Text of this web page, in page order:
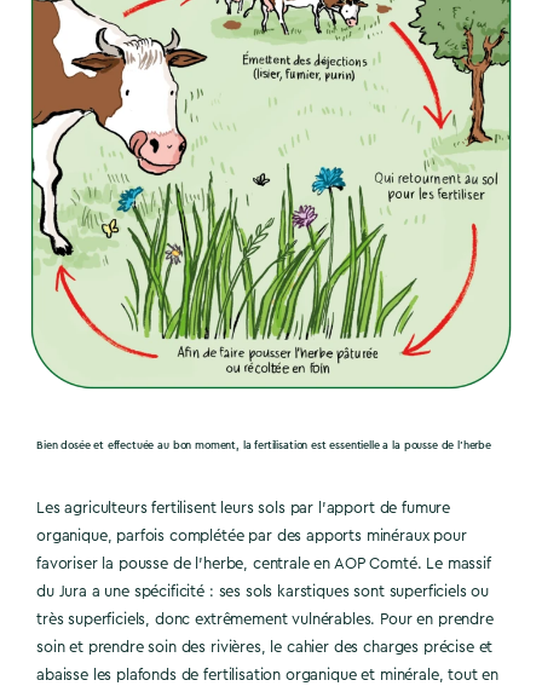
Bien dosée et effectuée au bon moment, la fertilisation est essentielle a la pousse de l’herbe
Les agriculteurs fertilisent leurs sols par l’apport de fumure
organique, parfois complétée par des apports minéraux pour
favoriser la pousse de l’herbe, centrale en AOP Comté. Le massif
du Jura a une spécificité : ses sols karstiques sont superficiels ou
très superficiels, donc extrêmement vulnérables. Pour en prendre
soin et prendre soin des rivières, le cahier des charges précise et
abaisse les plafonds de fertilisation organique et minérale, tout en